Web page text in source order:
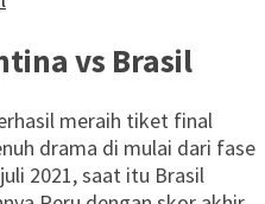
vs Brasil
meraih tiket final
drama di mulai dari fase
2021, saat itu Brasil